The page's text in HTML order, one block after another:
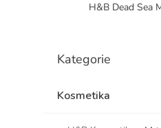
H&B Dead Sea
s
r
kategorie
Kategorie
Kosmetika